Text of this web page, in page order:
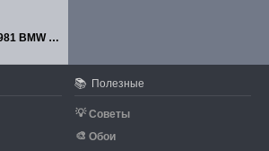
51128050480, 51128038981 BMW F10 М5 задний Диффузер
📚 Полезные
💡 Советы
🎨 Обои